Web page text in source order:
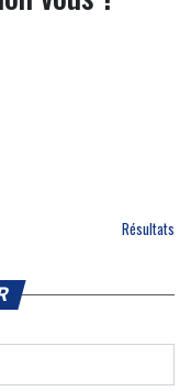
Résultats